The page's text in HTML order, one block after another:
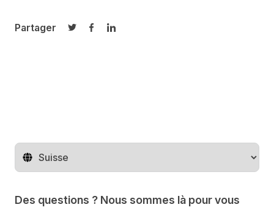
Partager
Partager sur Twitter
Partager sur Facebook
Partager sur LinkedIn
Changer de pays
Des questions ? Nous sommes là pour vous